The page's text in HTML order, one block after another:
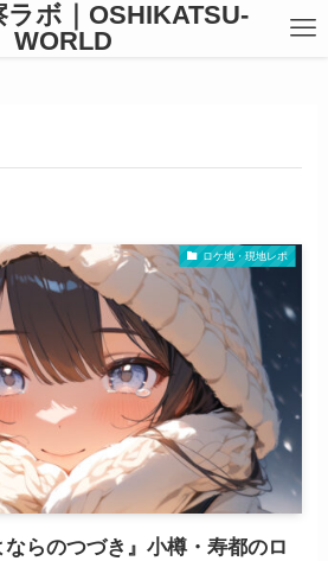
ラボ｜OSHIKATSU-
WORLD
ロケ地・現地レポ
らのつづき』小樽・寿都のロ